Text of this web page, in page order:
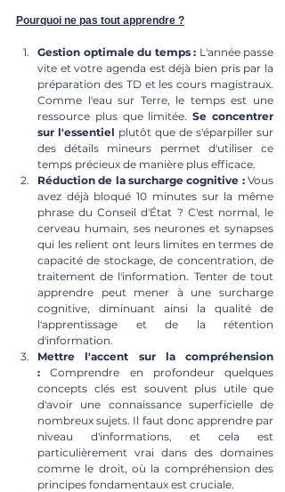
Pourquoi ne pas tout apprendre ?
Gestion optimale du temps : L'année passe
vite et votre agenda est déjà bien pris par la
préparation des TD et les cours magistraux.
Comme l'eau sur Terre, le temps est une
ressource plus que limitée. Se concentrer
sur l'essentiel plutôt que de s'éparpiller sur
des détails mineurs permet d'utiliser ce
temps précieux de manière plus efficace.
Réduction de la surcharge cognitive : Vous
avez déjà bloqué 10 minutes sur la même
phrase du Conseil d'État ? C'est normal, le
cerveau humain, ses neurones et synapses
qui les relient ont leurs limites en termes de
capacité de stockage, de concentration, de
traitement de l'information. Tenter de tout
apprendre peut mener à une surcharge
cognitive, diminuant ainsi la qualité de
l'apprentissage et de la rétention
d'information.
Mettre l'accent sur la compréhension
: Comprendre en profondeur quelques
concepts clés est souvent plus utile que
d'avoir une connaissance superficielle de
nombreux sujets. Il faut donc apprendre par
niveau d'informations, et cela est
particulièrement vrai dans des domaines
comme le droit, où la compréhension des
principes fondamentaux est cruciale.